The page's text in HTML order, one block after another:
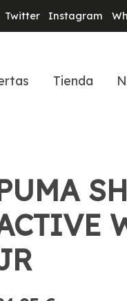
Twitter Instagram
Tienda